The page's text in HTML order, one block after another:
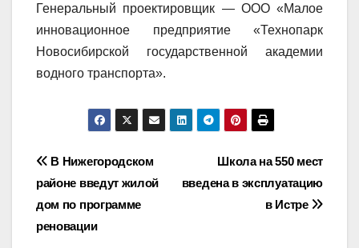
Генеральный проектировщик — ООО «Малое
инновационное предприятие «Технопарк
Новосибирской государственной академии
водного транспорта».
Навигация
по
записям
Школа на 550 мест
введена в эксплуатацию
в Истре
В Нижегородском
районе введут жилой
дом по программе
реновации